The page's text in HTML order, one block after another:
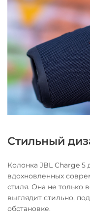
Стильный
Колонка JBL Charge 5
вдохновленных
стиля. Она не только
выглядит стильно,
обстановке.